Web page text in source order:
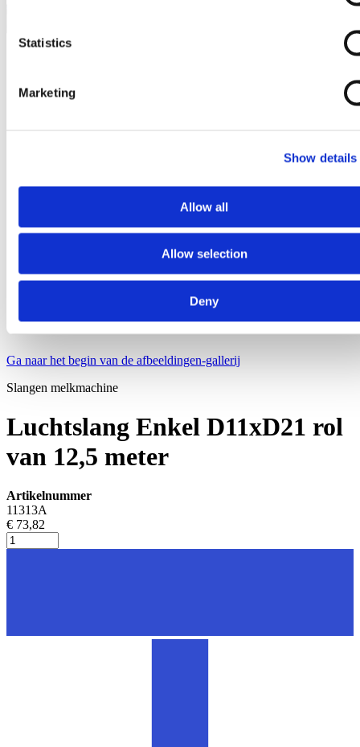
Statistics
Marketing
Show details
Allow all
Allow selection
Deny
Ga naar het begin van de afbeeldingen-gallerij
Slangen melkmachine
Luchtslang Enkel D11xD21 rol
van 12,5 meter
Artikelnummer
11313A
€ 73,82